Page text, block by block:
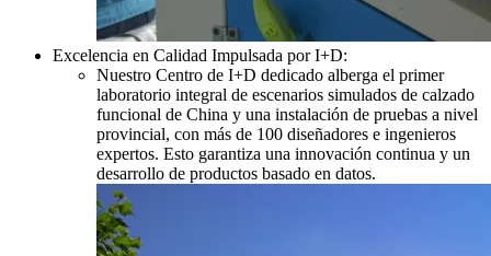
Excelencia en Calidad Impulsada por I+D:
Nuestro Centro de I+D dedicado alberga el primer
laboratorio integral de escenarios simulados de calzado
funcional de China y una instalación de pruebas a nivel
provincial, con más de 100 diseñadores e ingenieros
expertos. Esto garantiza una innovación continua y un
desarrollo de productos basado en datos.